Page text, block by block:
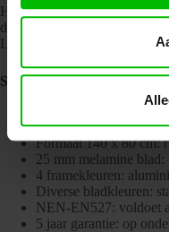
Het krasbestendige werkblad
de randen. Het stevige
Leverbaar in diverse blad-
Specificaties Slinger Bureau
zonder stroom
Formaat 140 x 80 cm:
25 mm melamine
4 framekleuren:
Diverse bladkleuren:
NEN-EN527: voldoet
5 jaar garantie: op